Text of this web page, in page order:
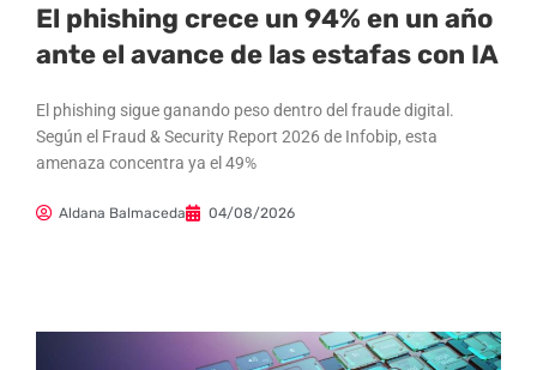
El phishing crece un 94% en un año
ante el avance de las estafas con IA
El phishing sigue ganando peso dentro del fraude digital.
Según el Fraud & Security Report 2026 de Infobip, esta
amenaza concentra ya el 49%
Aldana Balmaceda 04/08/2026